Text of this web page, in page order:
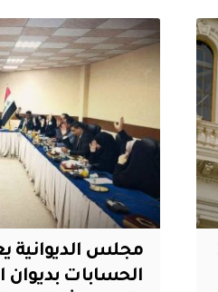
مجلس
الحسابات